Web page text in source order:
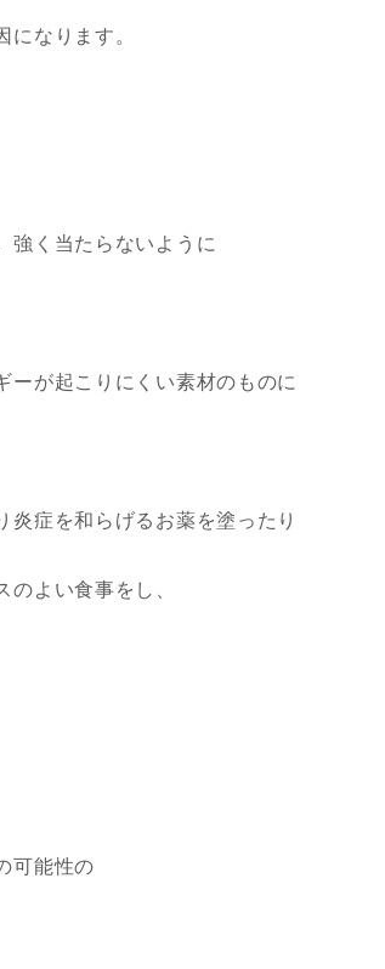
になります。
強く当たらないように
ーが起こりにくい素材のものに
炎症を和らげるお薬を塗ったり
のよい食事をし、
可能性の